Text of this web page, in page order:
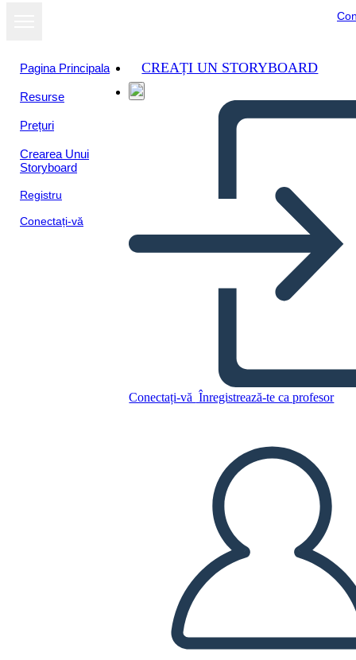
Pagina Principala
Resurse
Prețuri
Crearea Unui
Storyboard
Registru
Conectați-vă
CREAȚI UN STORYBOARD
Conectați-vă Înregistrează-te ca profesor
REDAȚI PREZENTAREA DE DIAPOZITIVE
CITESTE-MI